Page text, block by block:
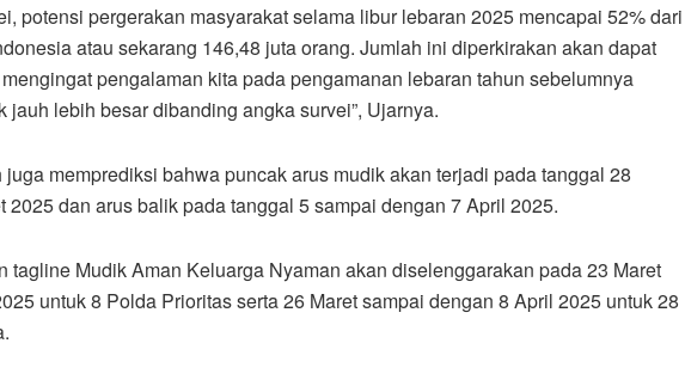
potensi pergerakan masyarakat selama libur lebaran 2025 mencapai 52% dari
atau sekarang 146,48 juta orang. Jumlah ini diperkirakan akan dapat
pengalaman kita pada pengamanan lebaran tahun sebelumnya
jauh lebih besar dibanding angka survei”, Ujarnya.
memprediksi bahwa puncak arus mudik akan terjadi pada tanggal 28
2025 dan arus balik pada tanggal 5 sampai dengan 7 April 2025.
tagline Mudik Aman Keluarga Nyaman akan diselenggarakan pada 23 Maret
untuk 8 Polda Prioritas serta 26 Maret sampai dengan 8 April 2025 untuk 28